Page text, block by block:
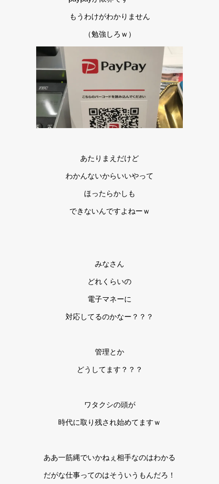
もうわけがわかりません
（勉強しろｗ）
あたりまえだけど
わかんないからいいやって
ほったらかしも
できないんですよねーｗ
みなさん
どれくらいの
電子マネーに
対応してるのかなー？？？
管理とか
どうしてます？？？
ワタクシの頭が
時代に取り残され始めてますｗ
ああ一筋縄でいかねぇ相手なのはわかる
だがな仕事ってのはそういうもんだろ！